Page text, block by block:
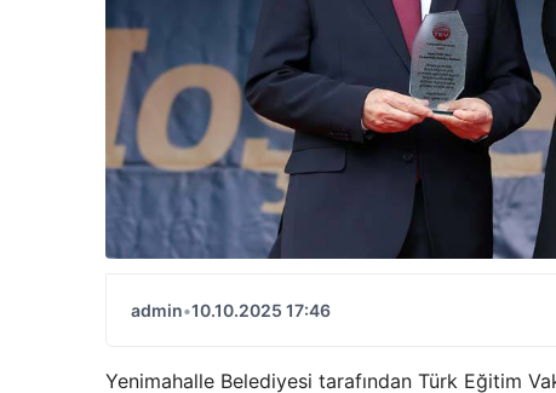
admin•10.10.2025 17:46
Yenimahalle Belediyesi tarafından Türk Eğitim